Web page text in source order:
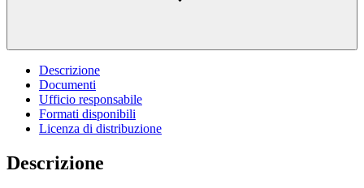
Descrizione
Documenti
Ufficio responsabile
Formati disponibili
Licenza di distribuzione
Descrizione